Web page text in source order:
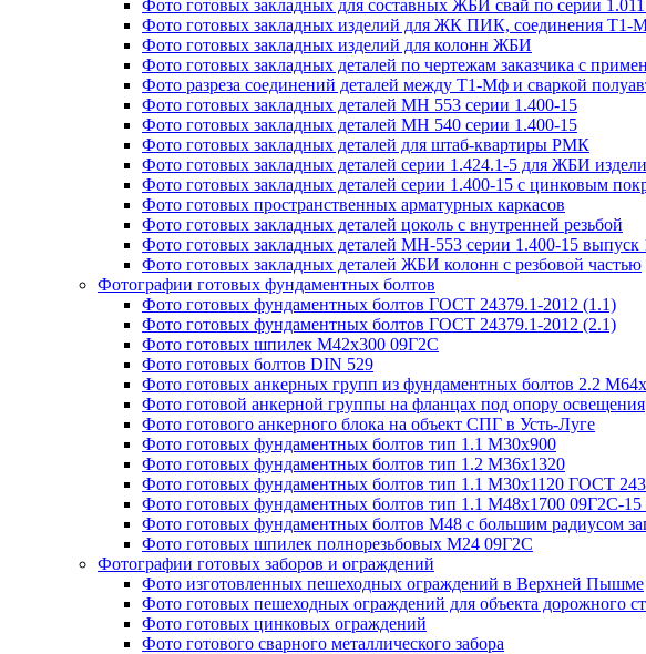
Фото готовых закладных для составных ЖБИ свай по серии
Фото готовых закладных изделий для ЖК ПИК, соединения Т1-
Фото готовых закладных изделий для колонн ЖБИ
Фото готовых закладных деталей по чертежам заказчика с
Фото разреза соединений деталей между Т1-Мф и сваркой
Фото готовых закладных деталей МН 553 серии 1.400-15
Фото готовых закладных деталей МН 540 серии 1.400-15
Фото готовых закладных деталей для штаб-квартиры РМК
Фото готовых закладных деталей серии 1.424.1-5 для ЖБИ
Фото готовых закладных деталей серии 1.400-15 с цинковым
Фото готовых пространственных арматурных каркасов
Фото готовых закладных деталей цоколь с внутренней резьбой
Фото готовых закладных деталей МН-553 серии 1.400-15 выпуск
Фото готовых закладных деталей ЖБИ колонн с резбовой частью
Фотографии готовых фундаментных болтов
Фото готовых фундаментных болтов ГОСТ 24379.1-2012 (1.1)
Фото готовых фундаментных болтов ГОСТ 24379.1-2012 (2.1)
Фото готовых шпилек М42х300 09Г2С
Фото готовых болтов DIN 529
Фото готовых анкерных групп из фундаментных болтов 2.2
Фото готовой анкерной группы на фланцах под опору освещения
Фото готового анкерного блока на объект СПГ в Усть-Луге
Фото готовых фундаментных болтов тип 1.1 М30х900
Фото готовых фундаментных болтов тип 1.2 М36х1320
Фото готовых фундаментных болтов тип 1.1 М30х1120 ГОСТ
Фото готовых фундаментных болтов тип 1.1 М48х1700 09Г2С-
Фото готовых фундаментных болтов М48 с большим радиусом
Фото готовых шпилек полнорезьбовых М24 09Г2С
Фотографии готовых заборов и ограждений
Фото изготовленных пешеходных ограждений в Верхней Пышме
Фото готовых пешеходных ограждений для объекта дорожного
Фото готовых цинковых ограждений
Фото готового сварного металлического забора